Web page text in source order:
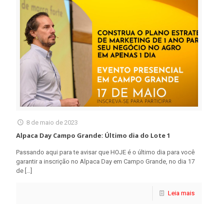
8 de maio de 2023
Alpaca Day Campo Grande: Último dia do Lote 1
Passando aqui para te avisar que HOJE é o último dia para você
garantir a inscrição no Alpaca Day em Campo Grande, no dia 17
de […]
Leia mais